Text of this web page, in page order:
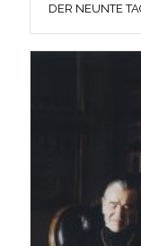
DER NEUNTE